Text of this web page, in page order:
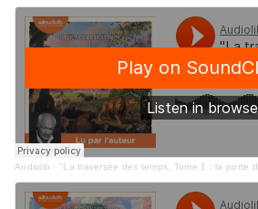
Audiolib · "La traversée des temps, Tome 1 : la porte du ciel"